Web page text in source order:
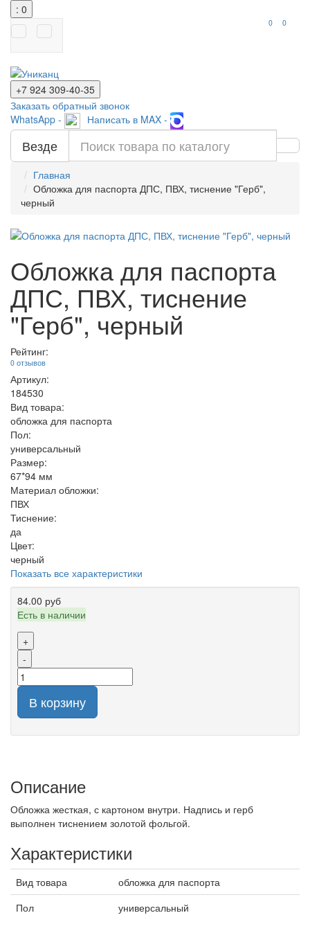
: 0
0 0
+7 924 309-40-35
Заказать обратный звонок
WhatsApp -
Написать в MAX -
Везде
Главная
Обложка для паспорта ДПС, ПВХ, тиснение "Герб",
черный
Обложка для паспорта
ДПС, ПВХ, тиснение
"Герб", черный
Рейтинг:
0 отзывов
Артикул:
184530
Вид товара:
обложка для паспорта
Пол:
универсальный
Размер:
67*94 мм
Материал обложки:
ПВХ
Тиснение:
да
Цвет:
черный
Показать все характеристики
84.00 руб
Есть в наличии
+
-
В корзину
Описание
Обложка жесткая, с картоном внутри. Надпись и герб
выполнен тиснением золотой фольгой.
Характеристики
Вид товара
обложка для паспорта
Пол
универсальный